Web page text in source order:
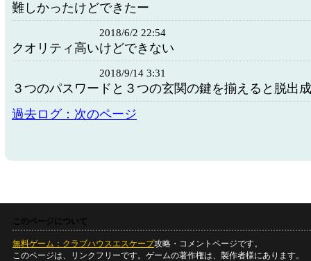
難しかったけどできたー
2018/6/2 22:54
クオリティ高いけどできない
2018/9/14 3:31
３つのパスワードと３つの玄関の鍵を揃えると脱出
過去ログ：次のページ
このページについて
無料ゲーム：クラブハウスエスケープ攻略・コメントページです。
このページは、リンクフリーです。ゲームの著作権は、製作者様にあります。